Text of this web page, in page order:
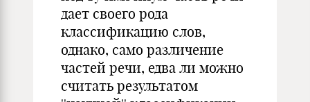
дает своего рода
классификацию слов,
однако, само различение
частей речи, едва ли можно
считать результатом